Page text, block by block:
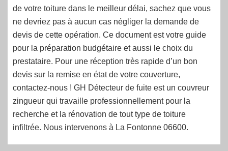
de votre toiture dans le meilleur délai, sachez que vous
ne devriez pas à aucun cas négliger la demande de
devis de cette opération. Ce document est votre guide
pour la préparation budgétaire et aussi le choix du
prestataire. Pour une réception très rapide d’un bon
devis sur la remise en état de votre couverture,
contactez-nous ! GH Détecteur de fuite est un couvreur
zingueur qui travaille professionnellement pour la
recherche et la rénovation de tout type de toiture
infiltrée. Nous intervenons à La Fontonne 06600.